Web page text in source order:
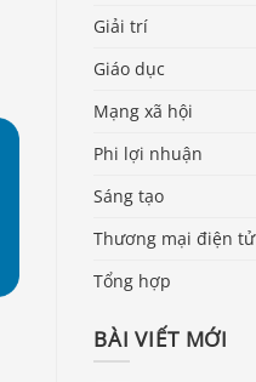
Giải trí
Giáo dục
Mạng xã hội
Phi lợi nhuận
Sáng tạo
Thương mại điện tử
Tổng hợp
BÀI VIẾT MỚI